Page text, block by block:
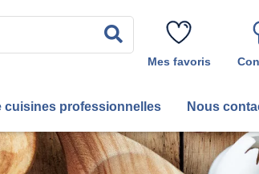
Rechercher
Mes favoris
cuisines professionnelles Nous